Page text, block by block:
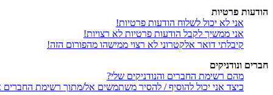
הודעות פרטיות
אני לא יכול לשלוח הודעות פרטיות!
אני ממשיך לקבל הודעות פרטיות לא רצויות!
קיבלתי דואר אלקטרוני לא רצוי ממישהו מהפורום הזה!
חברים ונודניקים
מהם רשימת החברים והנודניקים שלי?
כיצד אני יכול להוסיף / להסיר משתמשים אל/מתוך רשימת החברים